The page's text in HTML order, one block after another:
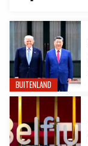
BUITENLAND